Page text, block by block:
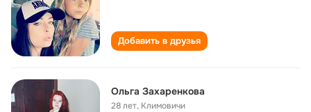
Добавить в друзья
Ольга Захаренкова
28 лет, Климовичи